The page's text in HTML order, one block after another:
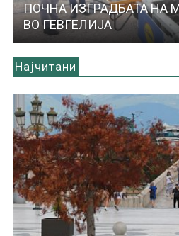
ПОЧНА ИЗГРАДБАТА НА
ВО ГЕВГЕЛИЈА
Најчитани